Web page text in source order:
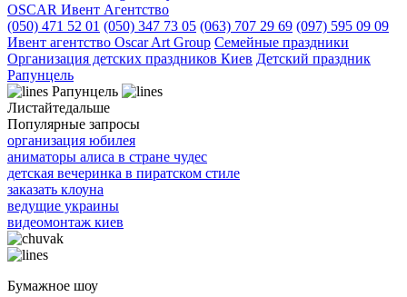
OSCAR Ивент Агентство
(050) 471 52 01 (050) 347 73 05 (063) 707 29 69 (097) 595 09 09
Ивент агентство Оscar Art Group Семейные праздники
Организация детских праздников Киев Детский праздник
Рапунцель
Рапунцель
Листайтедальше
Популярные запросы
организация юбилея
аниматоры алиса в стране чудес
детская вечеринка в пиратском стиле
заказать клоуна
ведущие украины
видеомонтаж киев
Бумажное шоу